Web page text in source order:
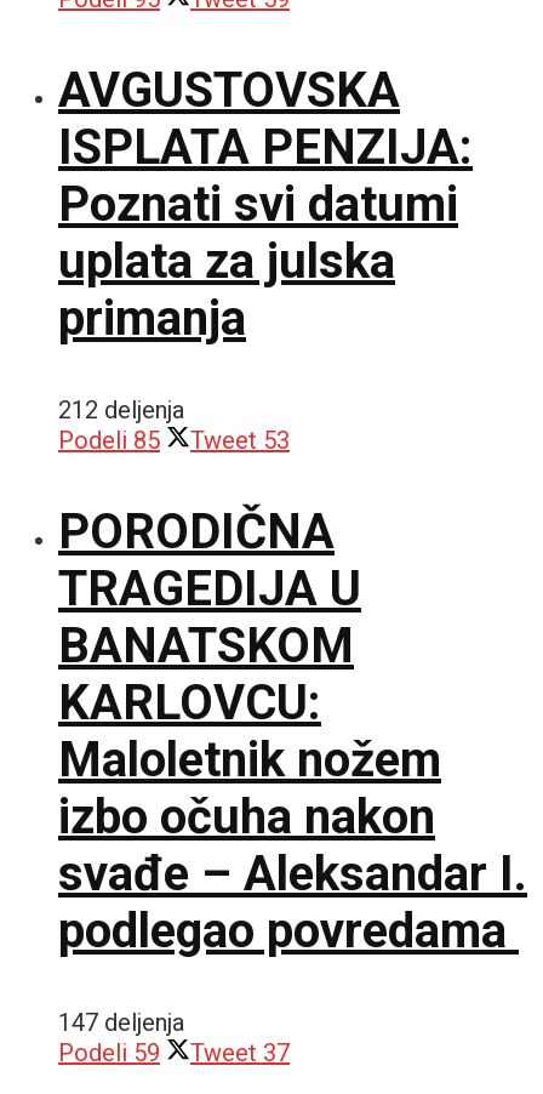
AVGUSTOVSKA
ISPLATA PENZIJA:
Poznati svi datumi
uplata za julska
primanja
212 deljenja
Podeli 85 Tweet 53
PORODIČNA
TRAGEDIJA U
BANATSKOM
KARLOVCU:
Maloletnik nožem
izbo očuha nakon
svađe – Aleksandar I.
podlegao povredama
147 deljenja
Podeli 59 Tweet 37